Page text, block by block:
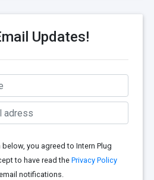
Updates!
you agreed to Intern Plug
to have read the Privacy Policy
notifications.